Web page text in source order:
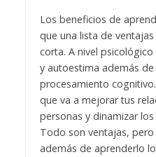
Los beneficios de
que una lista de
corta. A nivel
y autoestima además
procesamiento
que va a mejorar tus
personas y dinamizar
Todo son ventajas,
además de aprenderlo